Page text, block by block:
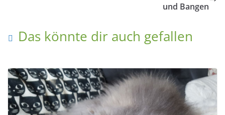
und Bangen
Das könnte dir auch gefallen